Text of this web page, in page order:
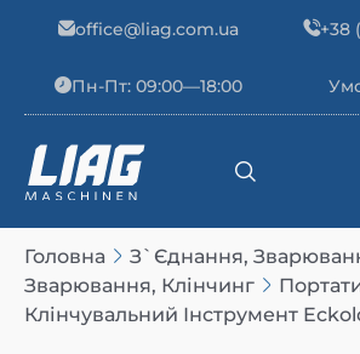
office@liag.com.ua +38
Пн-Пт: 09:00—18:00
Main Navigation
Головна З`єднання,
Зварювання, Клінчинг
Клінчувальний Інструмент